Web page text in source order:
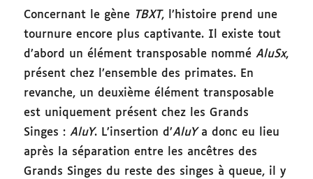
Concernant le gène TBXT, l’histoire prend une
tournure encore plus captivante. Il existe tout
d’abord un élément transposable nomméAluSx,
présent chez l’ensemble des primates. En
revanche, un deuxième élément transposable
est uniquement présent chez les Grands
Singes :AluY. L’insertion d’AluYa donc eu lieu
après la séparation entre les ancêtres des
Grands Singes du reste des singes à queue, il y